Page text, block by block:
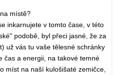
místě?
inkarnujete v tomto čase, v této
podobě, byl přeci jasné, že za
už vás tu vaše tělesné schránky
čas a energii, na takové temné
míst na naší kulošišaté zemičce,